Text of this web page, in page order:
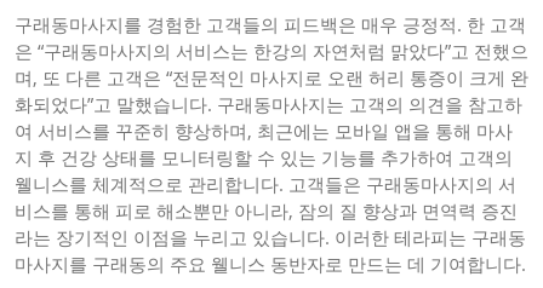
구래동마사지를 경험한 고객들의 피드백은 매우 긍정적. 한 고객
은 “구래동마사지의 서비스는 한강의 자연처럼 맑았다”고 전했으
며, 또 다른 고객은 “전문적인 마사지로 오랜 허리 통증이 크게 완
화되었다”고 말했습니다. 구래동마사지는 고객의 의견을 참고하
여 서비스를 꾸준히 향상하며, 최근에는 모바일 앱을 통해 마사
지 후 건강 상태를 모니터링할 수 있는 기능를 추가하여 고객의
웰니스를 체계적으로 관리합니다. 고객들은 구래동마사지의 서
비스를 통해 피로 해소뿐만 아니라, 잠의 질 향상과 면역력 증진
라는 장기적인 이점을 누리고 있습니다. 이러한 테라피는 구래동
마사지를 구래동의 주요 웰니스 동반자로 만드는 데 기여합니다.